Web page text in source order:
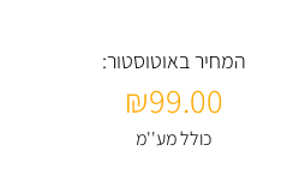
המחיר באוטוסטור:
₪99.00
כולל מע''מ